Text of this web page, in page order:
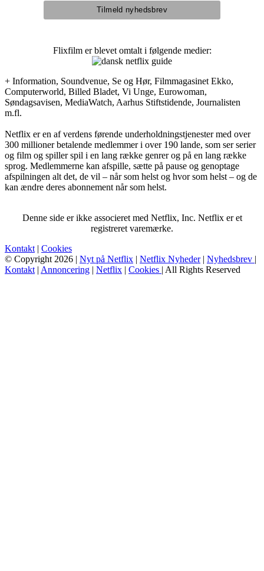
Flixfilm er blevet omtalt i følgende medier:
+ Information, Soundvenue, Se og Hør, Filmmagasinet Ekko,
Computerworld, Billed Bladet, Vi Unge, Eurowoman,
Søndagsavisen, MediaWatch, Aarhus Stiftstidende, Journalisten
m.fl.
Netflix er en af verdens førende underholdningstjenester med over
300 millioner betalende medlemmer i over 190 lande, som ser serier
og film og spiller spil i en lang række genrer og på en lang række
sprog. Medlemmerne kan afspille, sætte på pause og genoptage
afspilningen alt det, de vil – når som helst og hvor som helst – og de
kan ændre deres abonnement når som helst.
Denne side er ikke associeret med Netflix, Inc. Netflix er et
registreret varemærke.
Kontakt | Cookies
© Copyright 2026 | Nyt på Netflix | Netflix Nyheder| Nyhedsbrev |
Kontakt | Annoncering | Netflix | Cookies | All Rights Reserved